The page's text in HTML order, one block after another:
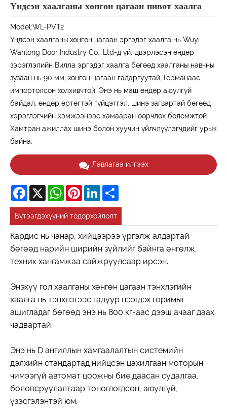
Үндсэн хаалганы хөнгөн цагаан пивот хаалга
Model:WL-PVT2
Үндсэн хаалганы хөнгөн цагаан эргэдэг хаалга нь Wuyi
Wanlong Door Industry Co., Ltd-д үйлдвэрлэсэн өндөр
зэрэглэлийн Вилла эргэдэг хаалга бөгөөд хаалганы навчны
зузаан нь 90 мм, хөнгөн цагаан гадаргуутай, Германаас
импортолсон холхивчтой. Энэ нь маш өндөр аюулгүй
байдал, өндөр өртөгтэй гүйцэтгэл, шинэ загвартай бөгөөд
хэрэглэгчийн хэмжээнээс хамааран өөрчлөх боломжтой.
Хамтран ажиллах шинэ болон хуучин үйлчлүүлэгчдийг урьж
байна.
Лавлагаа илгээх
Facebook
X WhatsAppPinterestLinkedIn
Бүтээгдэхүүний тодорхойлолт
Кардис нь чанар, хийцээрээ үргэлж алдартай
бөгөөд нарийн ширийн зүйлийг байнга өнгөлж,
техник хангамжаа сайжруулсаар ирсэн.
Энэхүү гол хаалганы хөнгөн цагаан тэнхлэгийн
хаалга нь тэнхлэгээс гадуур нээгдэх горимыг
ашигладаг бөгөөд энэ нь 800 кг-аас дээш ачааг даах
чадвартай.
Энэ нь D ангиллын хамгаалалтын системийн
дэлхийн стандартад нийцсэн цахилгаан моторын
чимээгүй автомат цоожны бие даасан судалгаа,
боловсруулалтаар тоноглогдсон, аюулгүй,
үзэсгэлэнтэй юм.